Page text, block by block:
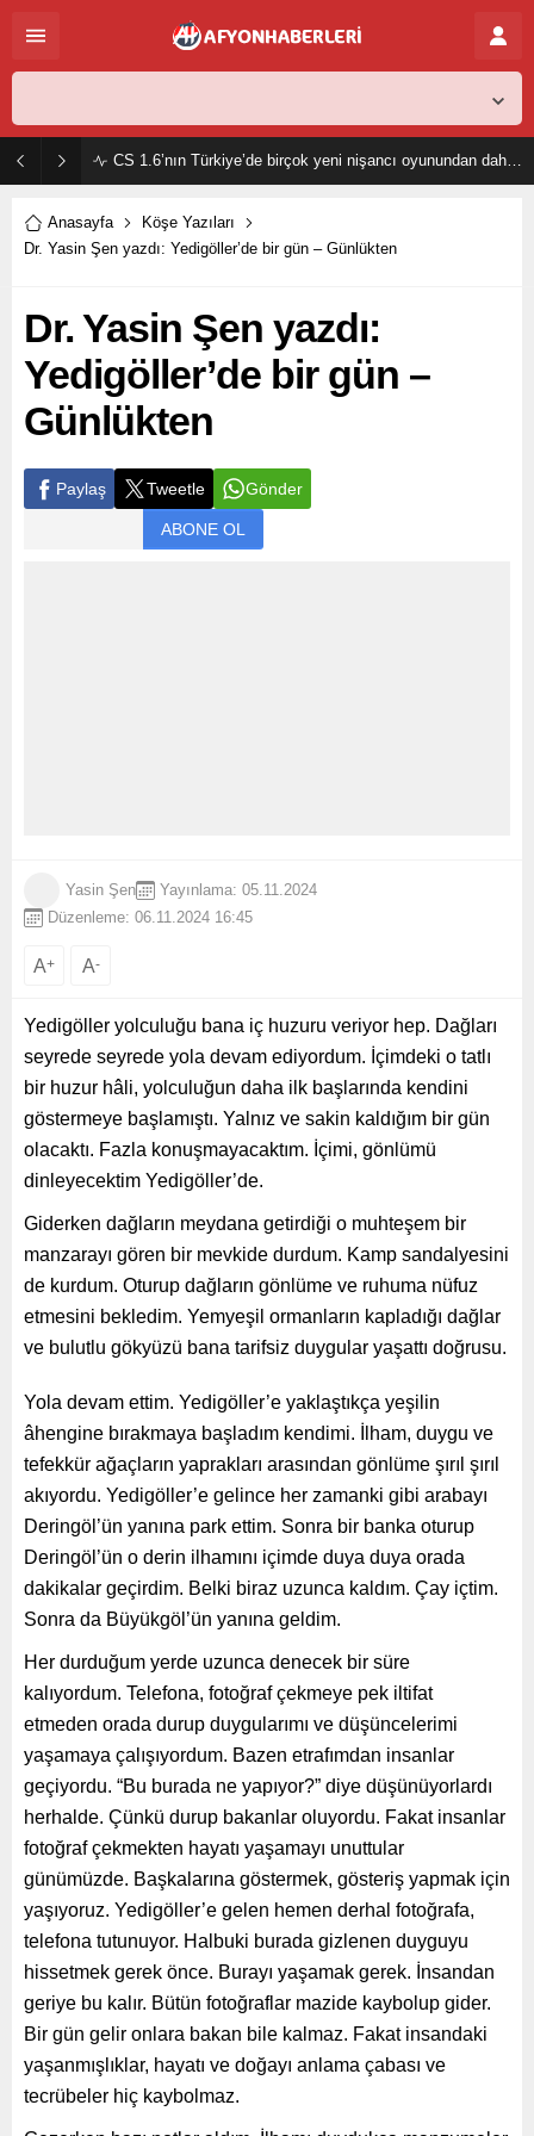
CS 1.6’nın Türkiye’de birçok yeni nişancı oyunundan daha popüler olmasının sebebi nedir?
Anasayfa
Köşe Yazıları
Dr. Yasin Şen yazdı: Yedigöller’de bir gün – Günlükten
Dr. Yasin Şen yazdı:
Yedigöller’de bir gün –
Günlükten
Paylaş Tweetle Gönder
ABONE OL
Yasin Şen
Yayınlama: 05.11.2024
Düzenleme: 06.11.2024 16:45
A+ A-
Yedigöller yolculuğu bana iç huzuru veriyor hep. Dağları
seyrede seyrede yola devam ediyordum. İçimdeki o tatlı
bir huzur hâli, yolculuğun daha ilk başlarında kendini
göstermeye başlamıştı. Yalnız ve sakin kaldığım bir gün
olacaktı. Fazla konuşmayacaktım. İçimi, gönlümü
dinleyecektim Yedigöller’de.
Giderken dağların meydana getirdiği o muhteşem bir
manzarayı gören bir mevkide durdum. Kamp sandalyesini
de kurdum. Oturup dağların gönlüme ve ruhuma nüfuz
etmesini bekledim. Yemyeşil ormanların kapladığı dağlar
ve bulutlu gökyüzü bana tarifsiz duygular yaşattı doğrusu.
Yola devam ettim. Yedigöller’e yaklaştıkça yeşilin âhengine
bırakmaya başladım kendimi. İlham, duygu ve tefekkür
ağaçların yaprakları arasından gönlüme şırıl şırıl akıyordu.
Yedigöller’e gelince her zamanki gibi arabayı Deringöl’ün
yanına park ettim. Sonra bir banka oturup Deringöl’ün o
derin ilhamını içimde duya duya orada dakikalar geçirdim.
Belki biraz uzunca kaldım. Çay içtim. Sonra da Büyükgöl’ün
yanına geldim.
Her durduğum yerde uzunca denecek bir süre kalıyordum.
Telefona, fotoğraf çekmeye pek iltifat etmeden orada
durup duygularımı ve düşüncelerimi yaşamaya
çalışıyordum. Bazen etrafımdan insanlar geçiyordu. “Bu
burada ne yapıyor?” diye düşünüyorlardı herhalde. Çünkü
durup bakanlar oluyordu. Fakat insanlar fotoğraf
çekmekten hayatı yaşamayı unuttular günümüzde.
Başkalarına göstermek, gösteriş yapmak için yaşıyoruz.
Yedigöller’e gelen hemen derhal fotoğrafa, telefona
tutunuyor. Halbuki burada gizlenen duyguyu hissetmek
gerek önce. Burayı yaşamak gerek. İnsandan geriye bu
kalır. Bütün fotoğraflar mazide kaybolup gider. Bir gün gelir
onlara bakan bile kalmaz. Fakat insandaki yaşanmışlıklar,
hayatı ve doğayı anlama çabası ve tecrübeler hiç
kaybolmaz.